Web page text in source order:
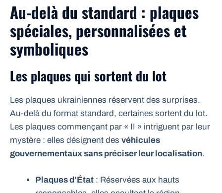
Au-delà du standard : plaques
spéciales, personnalisées et
symboliques
Les plaques qui sortent du lot
Les plaques ukrainiennes réservent des surprises.
Au-delà du format standard, certaines sortent du lot.
Les plaques commençant par « II » intriguent par leur
mystère : elles désignent des véhicules
gouvernementaux sans préciser leur localisation.
Plaques d’État : Réservées aux hauts